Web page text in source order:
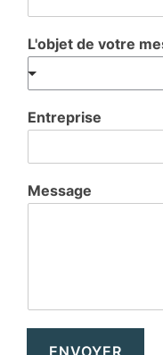
L'objet de votre
Entreprise
Message